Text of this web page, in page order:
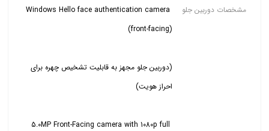
مشخصات دوربین جلو
Windows Hello face authentication camera
(front-facing)
(دوربین جلو مجهز به قابلیت تشخیص چهره برای
احراز هویت)
5.0MP Front-Facing camera with 1080p full